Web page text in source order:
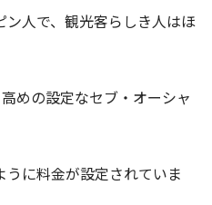
人で、観光客らしき人はほ
めの設定なセブ・オーシャ
に料金が設定されていま